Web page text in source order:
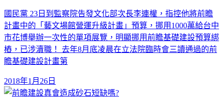
國民黨 23日到監察院告發文化部次長李連權，指控他將前瞻
計畫中的「藝文場館營運升級計畫」預算，挪用1000萬給台中
市花博舉辦一次性的單項展覽，明顯挪用前瞻基礎建設預算綁
樁，已涉瀆職！ 去年8月底凌晨在立法院臨時會三讀通過的前
瞻基礎建設計畫第
2018年1月26日